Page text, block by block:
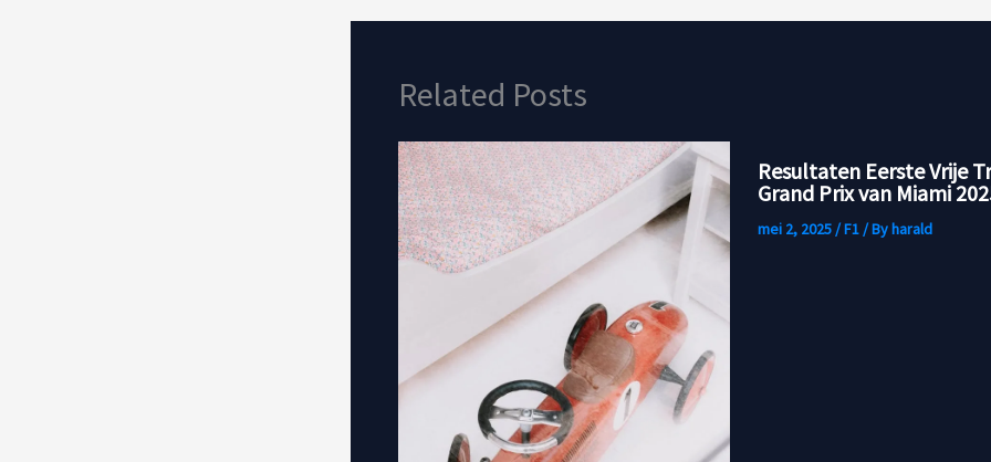
Related Posts
Resultaten Eerste Vrije
Grand Prix van Miami
mei 2, 2025/F1/ Byharald